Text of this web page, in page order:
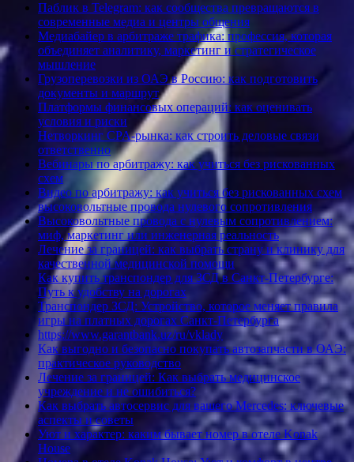
Паблик в Telegram: как сообщества превращаются в
современные медиа и центры общения
Медиабайер в арбитраже трафика: профессия, которая
объединяет аналитику, маркетинг и стратегическое
мышление
Грузоперевозки из ОАЭ в Россию: как подготовить
документы и маршрут
Платформы финансовых операций: как оценивать
условия и риски
Нетворкинг CPA-рынка: как строить деловые связи
ответственно
Вебинары по арбитражу: как учиться без рискованных
схем
Видео по арбитражу: как учиться без рискованных схем
высоковольтные провода нулевого сопротивления
Высоковольтные провода с нулевым сопротивлением:
миф, маркетинг или инженерная реальность
Лечение за границей: как выбрать страну и клинику для
качественной медицинской помощи
Как купить транспондер для ЗСД в Санкт-Петербурге:
Путь к удобству на дорогах
Транспондер ЗСД: Устройство, которое меняет правила
игры на платных дорогах Санкт-Петербурга
https://www.garantbank.uz/ru/vklady
Как выгодно и безопасно покупать автозапчасти в ОАЭ:
практическое руководство
Лечение за границей: Как выбрать медицинское
учреждение и не ошибиться?
Как выбрать автосервис для вашего Mercedes: ключевые
аспекты и советы
Уют и характер: каким бывает номер в отеле Konak
House